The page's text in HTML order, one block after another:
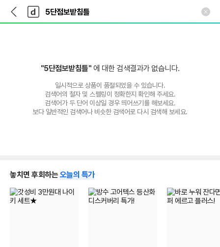
다
나
와
가
다
와
"5단점보받침틀" 에 대한 검색결과가 없습니다.
일시적으로 상품이 품절되었을 수 있습니다.
검색어의 철자 및 스펠링이 정확한지 확인해 주세요.
검색어가 두 단어 이상일 경우 띄어쓰기를 해보세요.
보다 일반적인 검색어나 비슷한 검색어로 다시 검색해 보세요.
놓치면 후회하는 오늘의 특가